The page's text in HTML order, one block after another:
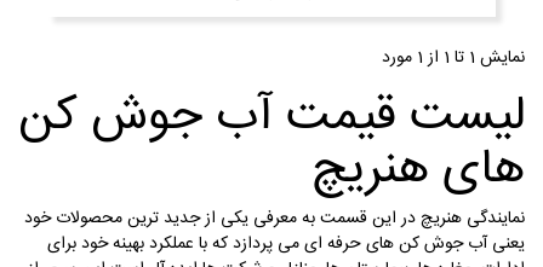
نمایش 1 تا 1 از 1 مورد
لیست قیمت آب جوش کن
های هنریچ
نمایندگی هنریچ در این قسمت به معرفی یکی از جدید ترین محصولات خود
یعنی آب جوش کن های حرفه ای می پردازد که با عملکرد بهینه خود برای